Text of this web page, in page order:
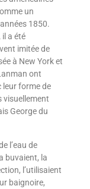
un
1850.
il a été
imitée de
à New York et
ont
leur forme de
visuellement
George du
l’eau de
buvaient, la
l’utilisaient
baignoire,